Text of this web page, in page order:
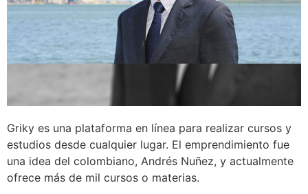
Griky es una plataforma en línea para realizar cursos y
estudios desde cualquier lugar. El emprendimiento fue
una idea del colombiano, Andrés Nuñez, y actualmente
ofrece más de mil cursos o materias.